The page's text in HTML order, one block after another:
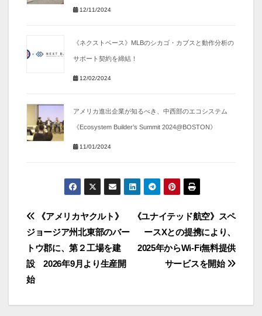
12/11/2024
《ネクストベース》MLBのシカゴ・カブスと動作分析の
サポート契約を締結！
12/02/2024
アメリカ進出企業が知るべき、中西部のエコシステム
《Ecosystem Builder’s Summit 2024@BOSTON》
11/01/2024
投
稿
ナ
ビ
《ユナイテッド航空》スペ
ースXとの提携により、
2025年からWi-Fi無料提供
サービスを開始
《アメリカヤクルト》
ジョージア州北東部のバー
トウ郡に、第２工場を建
設 2026年9月より生産開
始